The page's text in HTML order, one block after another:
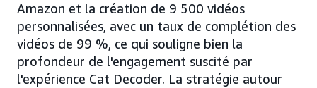
Amazon et la création de 9 500 vidéos
personnalisées, avec un taux de complétion des
vidéos de 99 %, ce qui souligne bien la
profondeur de l'engagement suscité par
l'expérience Cat Decoder. La stratégie autour